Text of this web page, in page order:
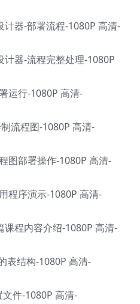
器-部署流程-1080P 高清-
器-流程完整处理-1080P
运行-1080P 高清-
流程图-1080P 高清-
图部署操作-1080P 高清-
程序演示-1080P 高清-
程内容介绍-1080P 高清-
表结构-1080P 高清-
件-1080P 高清-